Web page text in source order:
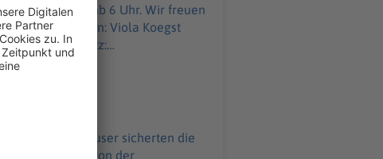
ab 6 Uhr. Wir freuen
Datenschutz:
WELT-DIGITAL.html
Badehäuser sicherten die
der Bäder von der